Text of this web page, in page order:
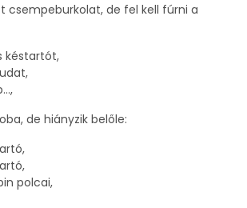
csempeburkolat, de fel kell fúrni a
késtartót,
de hiányzik belőle:
polcai,